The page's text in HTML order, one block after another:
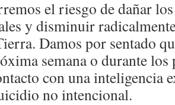
el riesgo de dañar
y disminuir
Damos por sentado
semana o durante
con una inteligencia
no intencional.